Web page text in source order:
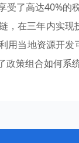
受了高达40%的
，在三年内实
利用当地资源开
策组合如何系